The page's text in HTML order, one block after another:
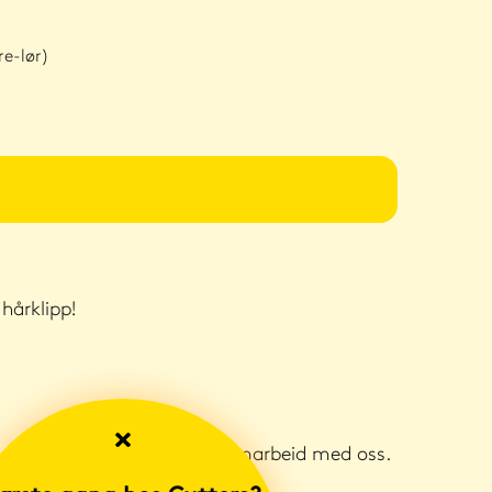
lør)
enda bedre tilbud i samarbeid med oss.